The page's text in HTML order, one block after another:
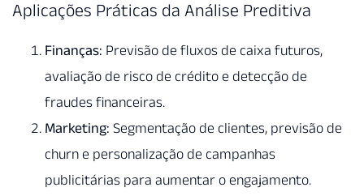
Aplicações Práticas da Análise Preditiva
Finanças: Previsão de fluxos de caixa futuros,
avaliação de risco de crédito e detecção de
fraudes financeiras.
Marketing: Segmentação de clientes, previsão de
churn e personalização de campanhas
publicitárias para aumentar o engajamento.